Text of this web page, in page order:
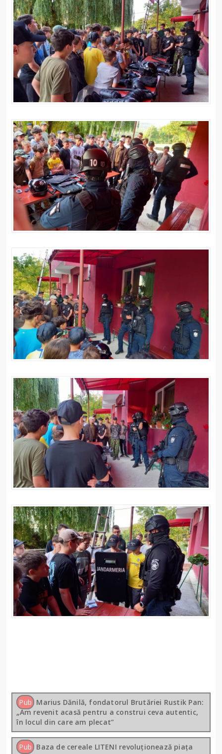
Pub Marius Dănilă, fondatorul Brutăriei Rustik Pan:
„Am revenit acasă pentru a construi ceva autentic,
în locul din care am plecat”
Pub Baza de cereale LITENI revoluționează piața